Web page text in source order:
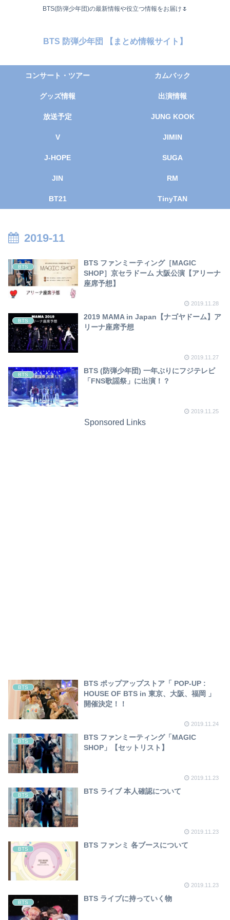
BTS(防弾少年団)の最新情報や役立つ情報をお届け🌷
BTS 防弾少年団 【まとめ情報サイト】
コンサート・ツアー カムバック
グッズ情報 出演情報
放送予定 JUNG KOOK
V JIMIN
J-HOPE SUGA
JIN RM
BT21 TinyTAN
2019-11
BTS
BTS ファンミーティング［MAGIC
SHOP］京セラドーム 大阪公演【アリーナ
座席予想】
2019.11.28
BTS
2019 MAMA in Japan【ナゴヤドーム】ア
リーナ座席予想
2019.11.27
BTS
BTS (防弾少年団) 一年ぶりにフジテレビ
「FNS歌謡祭」に出演！？
2019.11.25
Sponsored Links
BTS
BTS ポップアップストア「 POP-UP :
HOUSE OF BTS in 東京、大阪、福岡 」
開催決定！！
2019.11.24
BTS
BTS ファンミーティング「MAGIC
SHOP」【セットリスト】
2019.11.23
BTS BTS ライブ 本人確認について
2019.11.23
BTS BTS ファンミ 各ブースについて
2019.11.23
BTS BTS ライブに持っていく物